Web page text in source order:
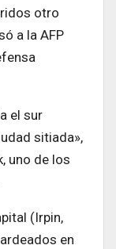
otro
a la AFP
el sur
sitiada»,
uno de los
(Irpin,
en